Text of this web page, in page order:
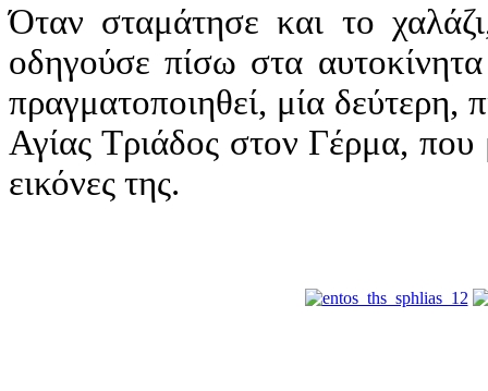
Όταν σταμάτησε και το
οδηγούσε πίσω στα
πραγματοποιηθεί, μία
Αγίας Τριάδος στον Γέρμα,
εικόνες της.